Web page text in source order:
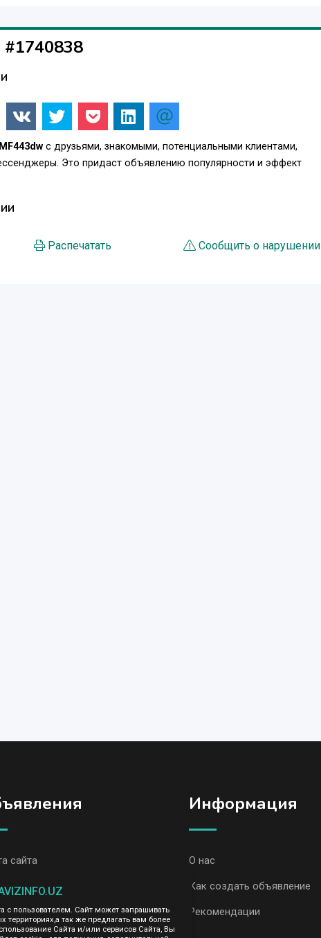
с друзьями, знакомыми, потенциальными клиентами,
Это придаст объявлению популярности и эффект
Распечатать Сообщить о нарушении
сайта
Ташкент
AvizInfo
Информация
О нас
Как создать объявление
Рекомендации
с пользователем. Сайт может запрашивать
территориях,а так же предлагать вам более
Сайта и/или сервисов Сайта, Вы